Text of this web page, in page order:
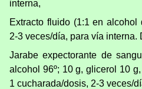
interna,
Extracto fluido (1:1 en alcohol
2-3 veces/día, para vía interna.
Jarabe expectorante de
alcohol 96º; 10 g, glicerol 10
1 cucharada/dosis, 2-3 veces/